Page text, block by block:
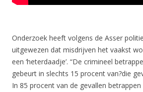
Onderzoek heeft volgens de Asser
uitgewezen dat misdrijven het vaakst
een ‘heterdaadje’. “De crimineel
gebeurt in slechts 15 procent van?die
In 85 procent van de gevallen betrappen